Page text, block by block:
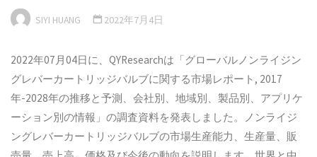
SIYI HUANG 2022年7月4日
2022年07月04日に、QYResearchは「グローバルノンライジン
グレバーカートリッジバルブに関する市場レポート, 2017
年-2028年の推移と予測、会社別、地域別、製品別、アプリケ
ーション別の情報」の調査資料を発表しました。ノンライジ
ングレバーカートリッジバルブの市場生産能力、生産量、販